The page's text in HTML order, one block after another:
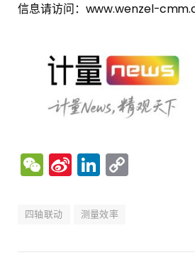
信息请访问：www.wenzel-
WeChat
Sina
Weibo
LinkedIn
四轴联动 测量效率